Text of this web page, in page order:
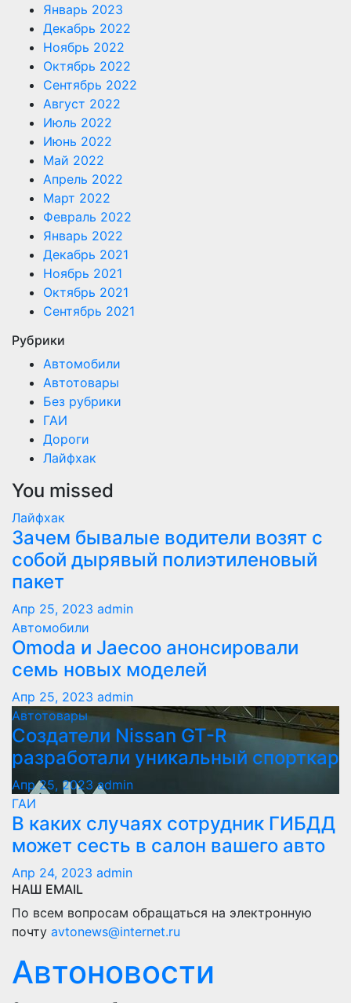
Январь 2023
Декабрь 2022
Ноябрь 2022
Октябрь 2022
Сентябрь 2022
Август 2022
Июль 2022
Июнь 2022
Май 2022
Апрель 2022
Март 2022
Февраль 2022
Январь 2022
Декабрь 2021
Ноябрь 2021
Октябрь 2021
Сентябрь 2021
Рубрики
Автомобили
Автотовары
Без рубрики
ГАИ
Дороги
Лайфхак
You missed
Лайфхак
Зачем бывалые водители возят с
собой дырявый полиэтиленовый
пакет
Апр 25, 2023 admin
Автомобили
Оmoda и Jaecoo анонсировали
семь новых моделей
Апр 25, 2023 admin
Автотовары
Создатели Nissan GT-R
разработали уникальный спорткар
Апр 25, 2023 admin
ГАИ
В каких случаях сотрудник ГИБДД
может сесть в салон вашего авто
Апр 24, 2023 admin
НАШ EMAIL
По всем вопросам обращаться на электронную
почту avtonews@internet.ru
Автоновости